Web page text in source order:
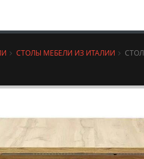
СТОЛЫ МЕБЕЛИ ИЗ ИТАЛИИ